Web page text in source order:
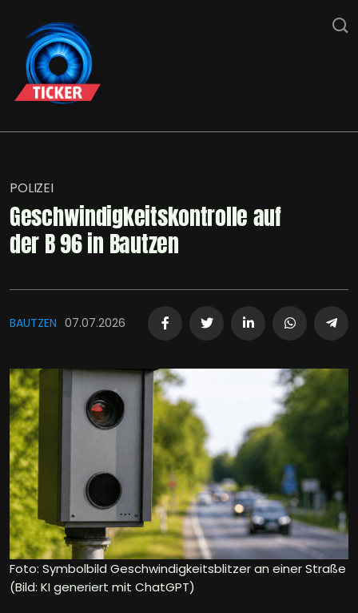
POLIZEI
Geschwindigkeitskontrolle auf
der B 96 in Bautzen
BAUTZEN 07.07.2026
Foto: Symbolbild Geschwindigkeitsblitzer an einer Straße
(Bild: KI generiert mit ChatGPT)